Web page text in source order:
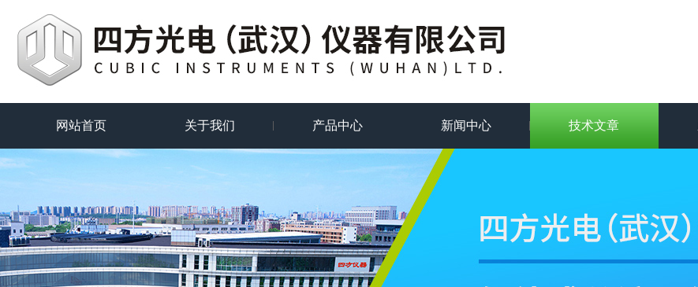
网站首页 关于我们 产品中心 新闻中心 技术文章